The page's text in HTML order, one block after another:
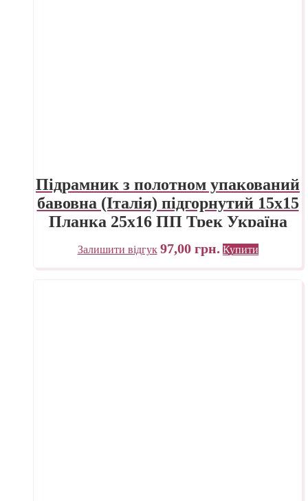
Підрамник з полотном упакований
бавовна (Італія) підгорнутий 15х15
Планка 25х16 ПП Трек Україна
Залишити відгук 97,00 грн. Купити